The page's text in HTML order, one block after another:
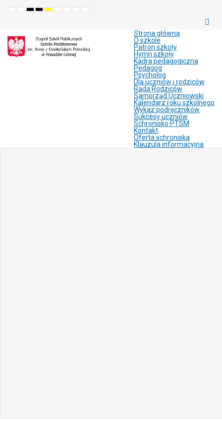
Default
NightHigh
mode
High
mode
High
mode
SetSetMake
Set
Strona główna
O szkole
Patron szkoły
Hymn szkoły
Kadra pedagogiczna
Pedagog
Psycholog
Dla uczniów i rodziców
Rada Rodziców
Samorząd Uczniowski
Kalendarz roku szkolnego
Wykaz podręczników
Sukcesy uczniów
Schronisko PTSM
Kontakt
Oferta schroniska
Klauzula informacyjna